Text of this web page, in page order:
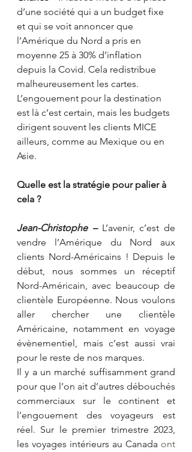
d’une société qui a un budget fixe
et qui se voit annoncer que
l’Amérique du Nord a pris en
moyenne 25 à 30% d’inflation
depuis la Covid. Cela redistribue
malheureusement les cartes.
L’engouement pour la destination
est là c’est certain, mais les budgets
dirigent souvent les clients MICE
ailleurs, comme au Mexique ou en
Asie.
Quelle est la stratégie pour palier à
cela ?
Jean-Christophe – L’avenir, c’est de
vendre l’Amérique du Nord aux
clients Nord-Américains ! Depuis le
début, nous sommes un réceptif
Nord-Américain, avec beaucoup de
clientèle Européenne. Nous voulons
aller chercher une clientèle
Américaine, notamment en voyage
évènementiel, mais c’est aussi vrai
pour le reste de nos marques.
Il y a un marché suffisamment grand
pour que l’on ait d’autres débouchés
commerciaux sur le continent et
l’engouement des voyageurs est
réel. Sur le premier trimestre 2023,
les voyages intérieurs au Canada ont